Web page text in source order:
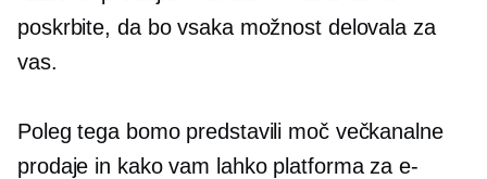
poskrbite, da bo vsaka možnost delovala za
vas.
Poleg tega bomo predstavili moč večkanalne
prodaje in kako vam lahko platforma za e-